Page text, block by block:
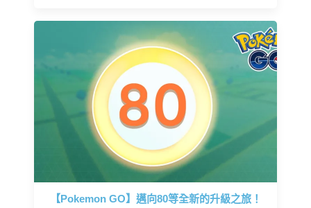
【Pokemon GO】邁向80等全新的升級之旅！